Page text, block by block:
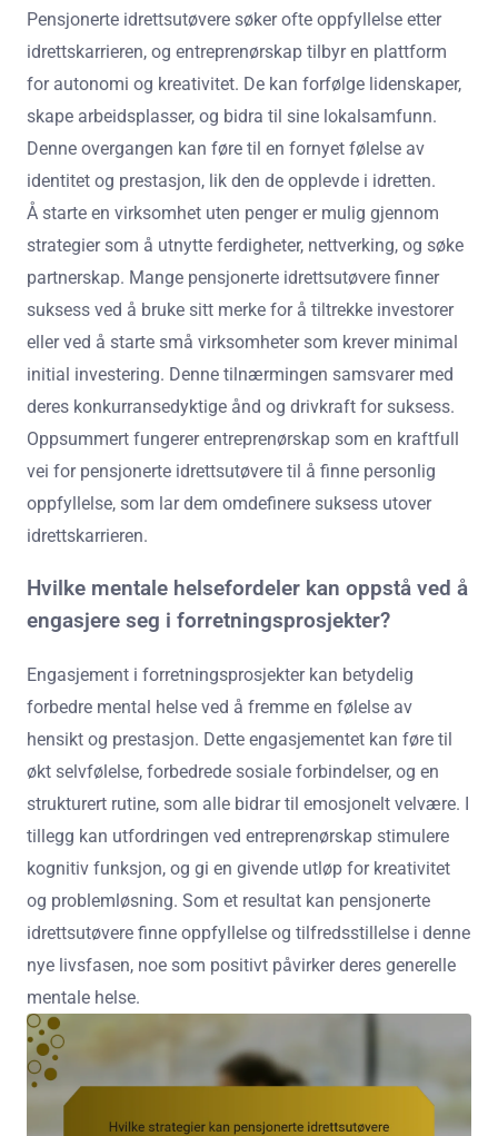
Pensjonerte idrettsutøvere søker ofte oppfyllelse etter
idrettskarrieren, og entreprenørskap tilbyr en plattform
for autonomi og kreativitet. De kan forfølge lidenskaper,
skape arbeidsplasser, og bidra til sine lokalsamfunn.
Denne overgangen kan føre til en fornyet følelse av
identitet og prestasjon, lik den de opplevde i idretten.
Å starte en virksomhet uten penger er mulig gjennom
strategier som å utnytte ferdigheter, nettverking, og søke
partnerskap. Mange pensjonerte idrettsutøvere finner
suksess ved å bruke sitt merke for å tiltrekke investorer
eller ved å starte små virksomheter som krever minimal
initial investering. Denne tilnærmingen samsvarer med
deres konkurransedyktige ånd og drivkraft for suksess.
Oppsummert fungerer entreprenørskap som en kraftfull
vei for pensjonerte idrettsutøvere til å finne personlig
oppfyllelse, som lar dem omdefinere suksess utover
idrettskarrieren.
Hvilke mentale helsefordeler kan oppstå ved å
engasjere seg i forretningsprosjekter?
Engasjement i forretningsprosjekter kan betydelig
forbedre mental helse ved å fremme en følelse av
hensikt og prestasjon. Dette engasjementet kan føre til
økt selvfølelse, forbedrede sosiale forbindelser, og en
strukturert rutine, som alle bidrar til emosjonelt velvære. I
tillegg kan utfordringen ved entreprenørskap stimulere
kognitiv funksjon, og gi en givende utløp for kreativitet
og problemløsning. Som et resultat kan pensjonerte
idrettsutøvere finne oppfyllelse og tilfredsstillelse i denne
nye livsfasen, noe som positivt påvirker deres generelle
mentale helse.